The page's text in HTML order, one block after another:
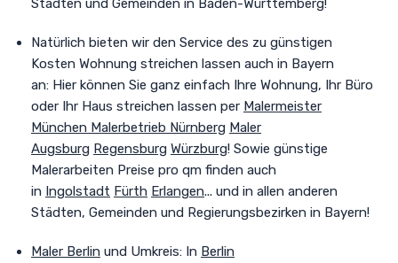
Städten und Gemeinden in Baden-Württemberg!
Natürlich bieten wir den Service des zu günstigen
Kosten Wohnung streichen lassen auch in Bayern
an: Hier können Sie ganz einfach Ihre Wohnung, Ihr Büro
oder Ihr Haus streichen lassen per Malermeister
München Malerbetrieb Nürnberg Maler
Augsburg Regensburg Würzburg! Sowie günstige
Malerarbeiten Preise pro qm finden auch
in Ingolstadt Fürth Erlangen... und in allen anderen
Städten, Gemeinden und Regierungsbezirken in Bayern!
Maler Berlin und Umkreis: In Berlin